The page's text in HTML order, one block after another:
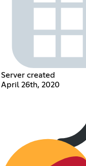
Server created
April 26th, 2020